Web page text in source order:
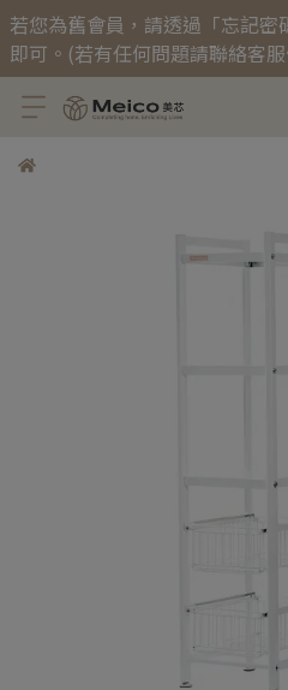
若您為舊會員，請透過「忘記
即可。(若有任何問題請聯絡客